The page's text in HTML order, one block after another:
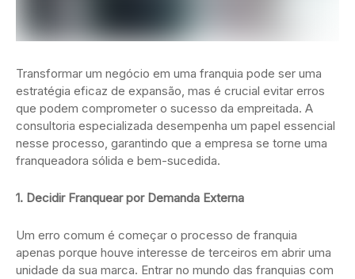
Transformar um negócio em uma franquia pode ser uma
estratégia eficaz de expansão, mas é crucial evitar erros
que podem comprometer o sucesso da empreitada. A
consultoria especializada desempenha um papel essencial
nesse processo, garantindo que a empresa se torne uma
franqueadora sólida e bem-sucedida.
1. Decidir Franquear por Demanda Externa
Um erro comum é começar o processo de franquia
apenas porque houve interesse de terceiros em abrir uma
unidade da sua marca. Entrar no mundo das franquias com